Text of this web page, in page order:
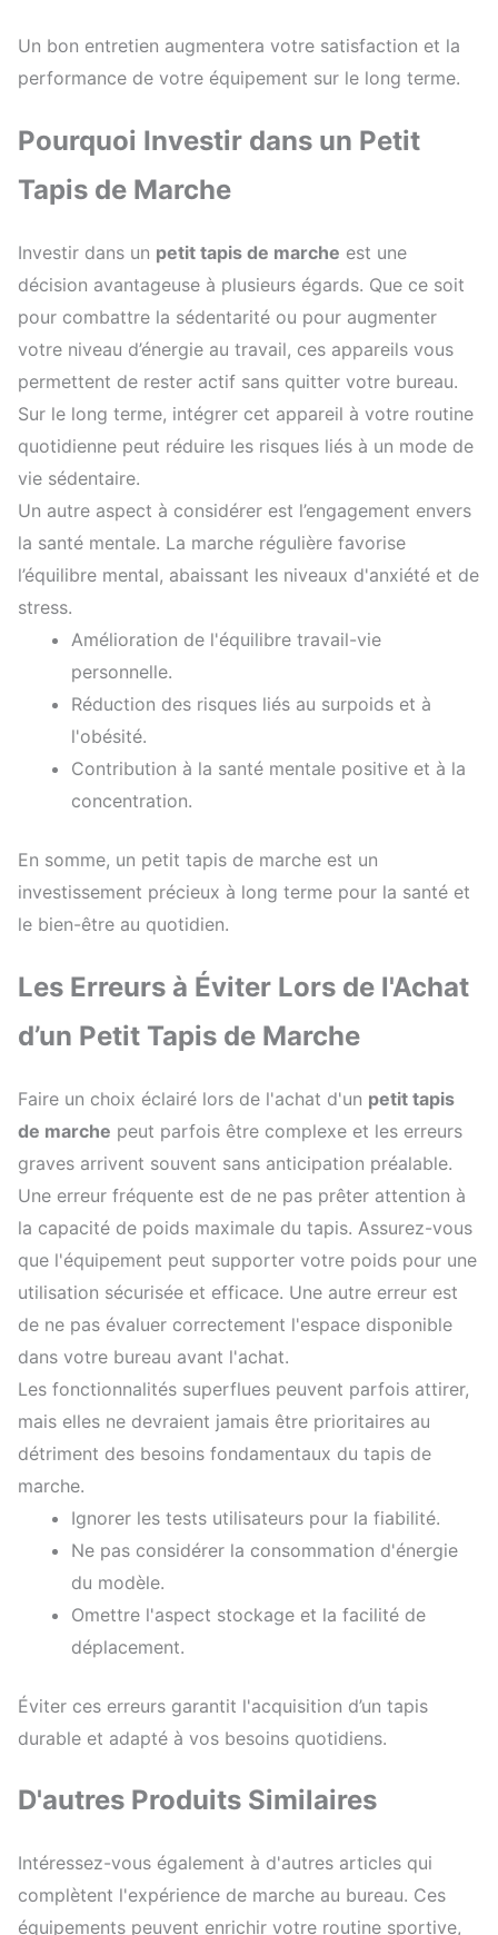
Un bon entretien augmentera votre satisfaction et la
performance de votre équipement sur le long terme.
Pourquoi Investir dans un Petit
Tapis de Marche
Investir dans un petit tapis de marche est une
décision avantageuse à plusieurs égards. Que ce soit
pour combattre la sédentarité ou pour augmenter
votre niveau d’énergie au travail, ces appareils vous
permettent de rester actif sans quitter votre bureau.
Sur le long terme, intégrer cet appareil à votre routine
quotidienne peut réduire les risques liés à un mode de
vie sédentaire.
Un autre aspect à considérer est l’engagement envers
la santé mentale. La marche régulière favorise
l’équilibre mental, abaissant les niveaux d'anxiété et de
stress.
Amélioration de l'équilibre travail-vie
personnelle.
Réduction des risques liés au surpoids et à
l'obésité.
Contribution à la santé mentale positive et à la
concentration.
En somme, un petit tapis de marche est un
investissement précieux à long terme pour la santé et
le bien-être au quotidien.
Les Erreurs à Éviter Lors de l'Achat
d’un Petit Tapis de Marche
Faire un choix éclairé lors de l'achat d'un petit tapis
de marche peut parfois être complexe et les erreurs
graves arrivent souvent sans anticipation préalable.
Une erreur fréquente est de ne pas prêter attention à
la capacité de poids maximale du tapis. Assurez-vous
que l'équipement peut supporter votre poids pour une
utilisation sécurisée et efficace. Une autre erreur est
de ne pas évaluer correctement l'espace disponible
dans votre bureau avant l'achat.
Les fonctionnalités superflues peuvent parfois attirer,
mais elles ne devraient jamais être prioritaires au
détriment des besoins fondamentaux du tapis de
marche.
Ignorer les tests utilisateurs pour la fiabilité.
Ne pas considérer la consommation d'énergie
du modèle.
Omettre l'aspect stockage et la facilité de
déplacement.
Éviter ces erreurs garantit l'acquisition d’un tapis
durable et adapté à vos besoins quotidiens.
D'autres Produits Similaires
Intéressez-vous également à d'autres articles qui
complètent l'expérience de marche au bureau. Ces
équipements peuvent enrichir votre routine sportive,